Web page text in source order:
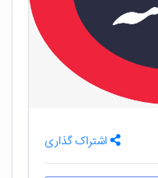
اشتراک گذاری